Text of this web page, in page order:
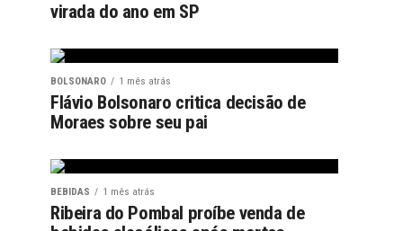
virada do ano em SP
BOLSONARO 1 mês atrás
Flávio Bolsonaro critica decisão de
Moraes sobre seu pai
BEBIDAS 1 mês atrás
Ribeira do Pombal proíbe venda de